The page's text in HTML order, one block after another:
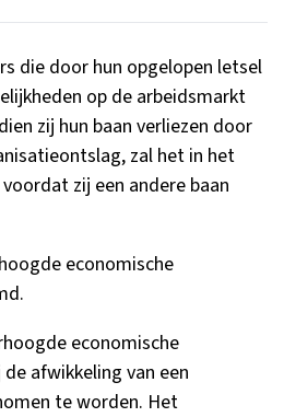
die door hun opgelopen letsel
op de arbeidsmarkt
zij hun baan verliezen door
zal het in het
zij een andere baan
economische
economische
afwikkeling van een
te worden. Het